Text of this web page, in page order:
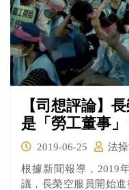
【司想評論】
是「勞工董事」
2019-06-25
法
根據新聞報導，2019
議，長榮空服員開始